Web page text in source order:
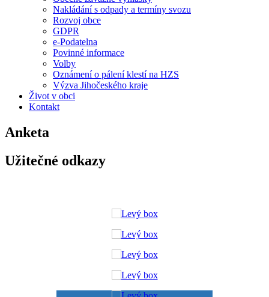
Nakládání s odpady a termíny svozu
Rozvoj obce
GDPR
e-Podatelna
Povinné informace
Volby
Oznámení o pálení klestí na HZS
Výzva Jihočeského kraje
Život v obci
Kontakt
Anketa
Užitečné odkazy